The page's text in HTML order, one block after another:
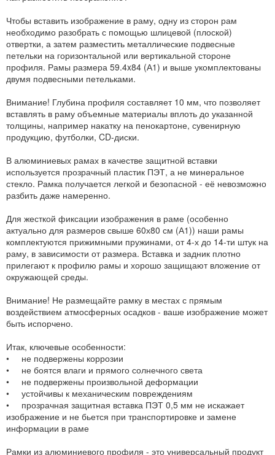
Чтобы вставить изображение в раму, одну из сторон рам
необходимо разобрать с помощью шлицевой (плоской)
отвертки, а затем разместить металлические подвесные
петельки на горизонтальной или вертикальной стороне
профиля. Рамы размера 59.4x84 (А1) и выше укомплектованы
двумя подвесными петельками.
Внимание! Глубина профиля составляет 10 мм, что позволяет
вставлять в раму объемные материалы вплоть до указанной
толщины, например накатку на пенокартоне, сувенирную
продукцию, футболки, CD-диски.
В алюминиевых рамах в качестве защитной вставки
используется прозрачный пластик ПЭТ, а не минеральное
стекло. Рамка получается легкой и безопасной - её невозможно
разбить даже намеренно.
Для жесткой фиксации изображения в раме (особенно
актуально для размеров свыше 60х80 см (А1)) наши рамы
комплектуются прижимными пружинами, от 4-х до 14-ти штук на
раму, в зависимости от размера. Вставка и задник плотно
прилегают к профилю рамы и хорошо защищают вложение от
окружающей среды.
Внимание! Не размещайте рамку в местах с прямым
воздействием атмосферных осадков - ваше изображение может
быть испорчено.
Итак, ключевые особенности:
• не подвержены коррозии
• не боятся влаги и прямого солнечного света
• не подвержены произвольной деформации
• устойчивы к механическим повреждениям
• прозрачная защитная вставка ПЭТ 0,5 мм не искажает
изображение и не бьется при транспортировке и замене
информации в раме
Рамки из алюминиевого профиля - это универсальный продукт